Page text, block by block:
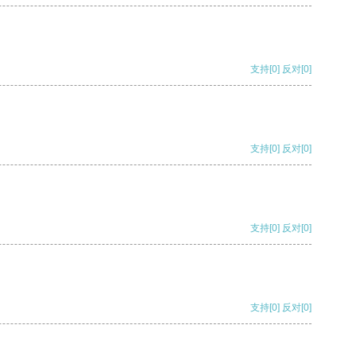
支持[0] 反对[0]
支持[0] 反对[0]
支持[0] 反对[0]
支持[0] 反对[0]